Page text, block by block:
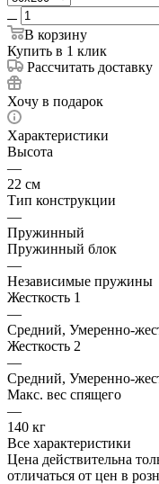
В корзину
Купить в 1 клик
Рассчитать доставку
Хочу в подарок
Характеристики
Высота
—
22 см
Тип конструкции
—
Пружинный
Пружинный блок
—
Независимые пружины
Жесткость 1
—
Средний, Умеренно-
Жесткость 2
—
Средний, Умеренно-
Макс. вес спящего
—
140 кг
Все характеристики
Цена действительна
отличаться от цен в